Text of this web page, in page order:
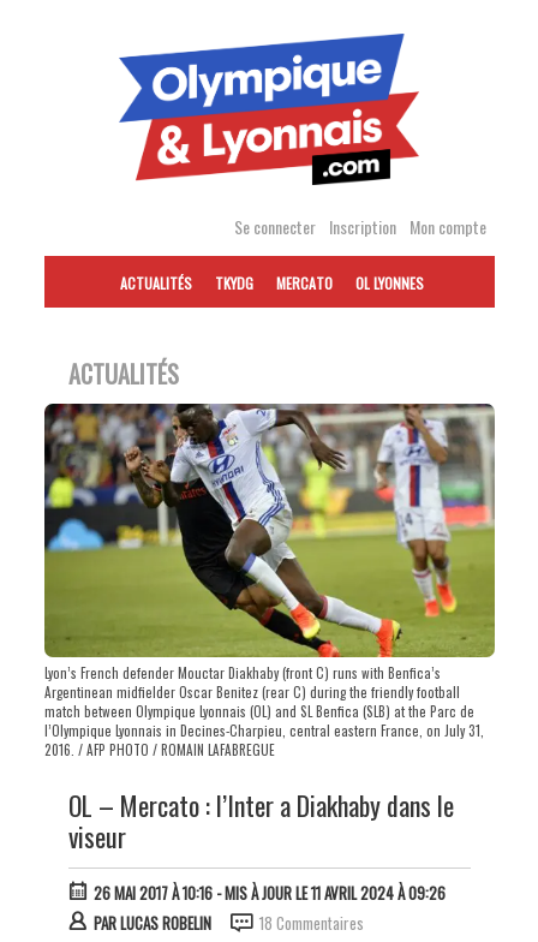
Se connecter Inscription Mon compte
ACTUALITÉS TKYDG MERCATO OL LYONNES
ACTUALITÉS
Lyon’s French defender Mouctar Diakhaby (front C) runs with Benfica’s
Argentinean midfielder Oscar Benitez (rear C) during the friendly football
match between Olympique Lyonnais (OL) and SL Benfica (SLB) at the Parc de
l’Olympique Lyonnais in Decines-Charpieu, central eastern France, on July 31,
2016. / AFP PHOTO / ROMAIN LAFABREGUE
OL – Mercato : l’Inter a Diakhaby dans le
viseur
26 MAI 2017 À 10:16- MIS À JOUR LE 11 AVRIL 2024 À 09:26
PARLUCAS ROBELIN 18 Commentaires